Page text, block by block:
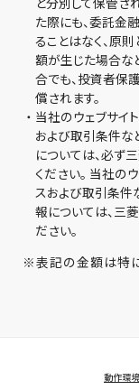
た際にも、委託金
ることはなく、原
額が生じた場合な
合でも、投資者保
償されます。
・ 当社のウェブサイ
および取引条件な
については、必ず
ください。 当社の
スおよび取引条件
報については、三
ださい。
※表記の金額は特
動作環